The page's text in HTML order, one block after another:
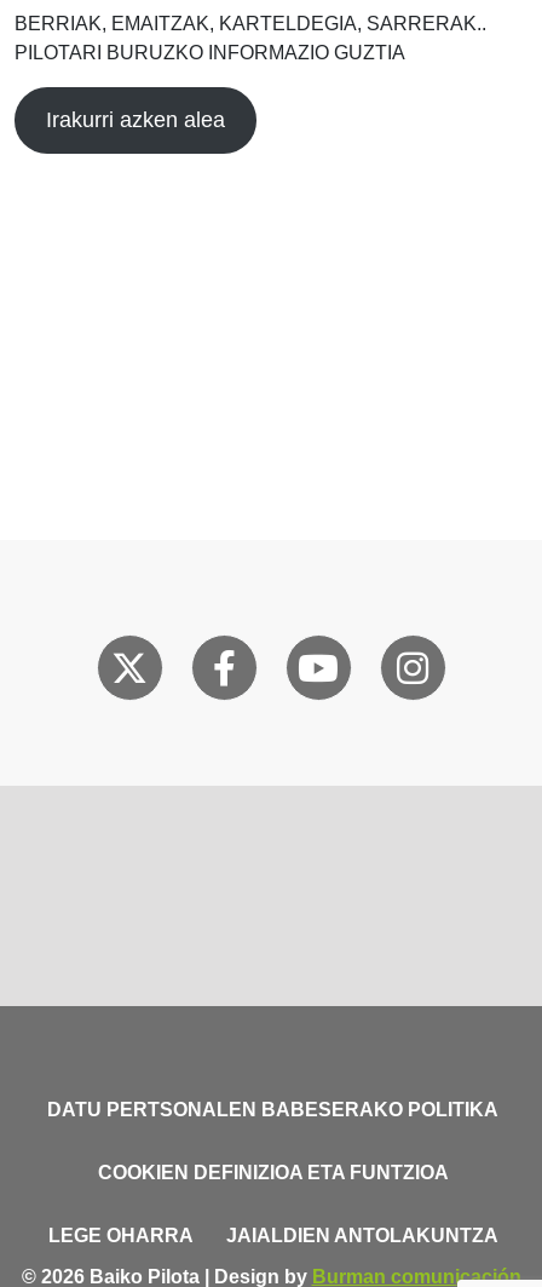
BERRIAK, EMAITZAK, KARTELDEGIA, SARRERAK..
PILOTARI BURUZKO INFORMAZIO GUZTIA
Irakurri azken alea
DATU PERTSONALEN BABESERAKO POLITIKA
COOKIEN DEFINIZIOA ETA FUNTZIOA
LEGE OHARRA
JAIALDIEN ANTOLAKUNTZA
© 2026 Baiko Pilota | Design by Burman comunicación